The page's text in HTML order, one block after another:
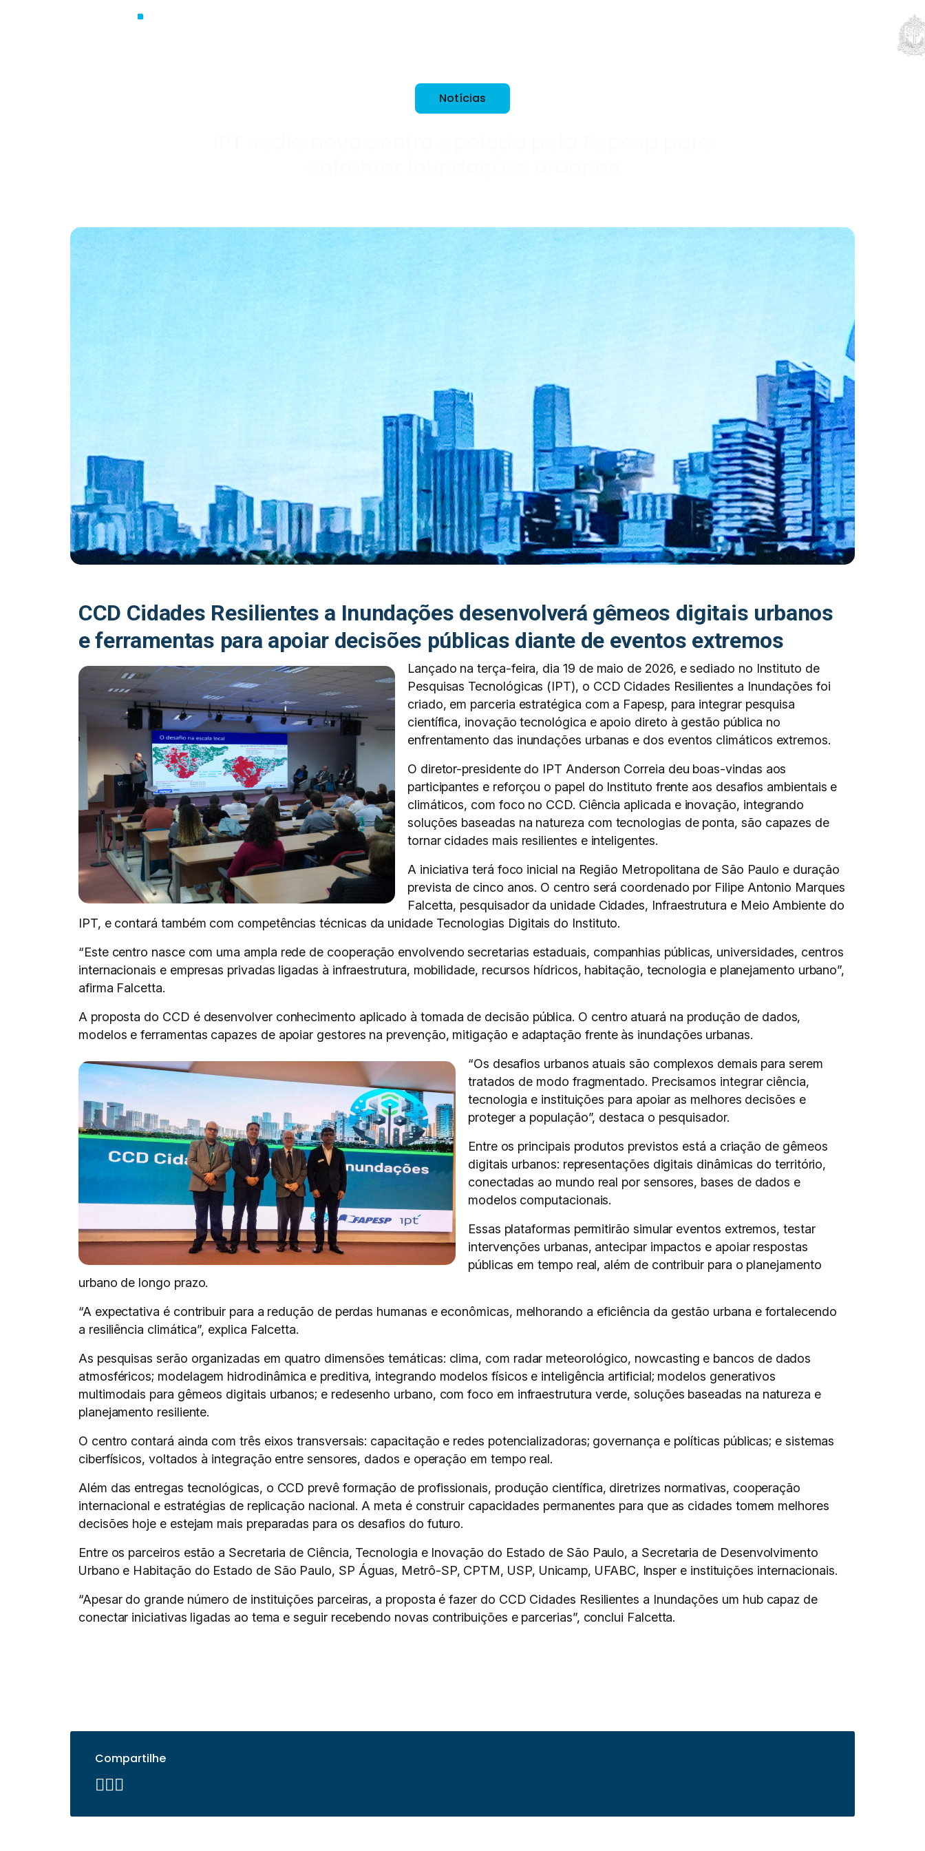
Notícias
CCD Cidades Resilientes a Inundações desenvolverá gêmeos digitais urbanos
e ferramentas para apoiar decisões públicas diante de eventos extremos
Lançado na terça-feira, dia 19 de maio de 2026, e sediado no Instituto de
Pesquisas Tecnológicas (IPT), o CCD Cidades Resilientes a Inundações foi
criado, em parceria estratégica com a Fapesp, para integrar pesquisa
científica, inovação tecnológica e apoio direto à gestão pública no
enfrentamento das inundações urbanas e dos eventos climáticos extremos.
O diretor-presidente do IPT Anderson Correia deu boas-vindas aos
participantes e reforçou o papel do Instituto frente aos desafios ambientais e
climáticos, com foco no CCD. Ciência aplicada e inovação, integrando
soluções baseadas na natureza com tecnologias de ponta, são capazes de
tornar cidades mais resilientes e inteligentes.
A iniciativa terá foco inicial na Região Metropolitana de São Paulo e duração
prevista de cinco anos. O centro será coordenado por Filipe Antonio Marques
Falcetta, pesquisador da unidade Cidades, Infraestrutura e Meio Ambiente do
IPT, e contará também com competências técnicas da unidade Tecnologias Digitais do Instituto.
“Este centro nasce com uma ampla rede de cooperação envolvendo secretarias estaduais, companhias públicas, universidades, centros
internacionais e empresas privadas ligadas à infraestrutura, mobilidade, recursos hídricos, habitação, tecnologia e planejamento urbano”,
afirma Falcetta.
A proposta do CCD é desenvolver conhecimento aplicado à tomada de decisão pública. O centro atuará na produção de dados,
modelos e ferramentas capazes de apoiar gestores na prevenção, mitigação e adaptação frente às inundações urbanas.
“Os desafios urbanos atuais são complexos demais para serem
tratados de modo fragmentado. Precisamos integrar ciência,
tecnologia e instituições para apoiar as melhores decisões e
proteger a população”, destaca o pesquisador.
Entre os principais produtos previstos está a criação de gêmeos
digitais urbanos: representações digitais dinâmicas do território,
conectadas ao mundo real por sensores, bases de dados e
modelos computacionais.
Essas plataformas permitirão simular eventos extremos, testar
intervenções urbanas, antecipar impactos e apoiar respostas
públicas em tempo real, além de contribuir para o planejamento
urbano de longo prazo.
“A expectativa é contribuir para a redução de perdas humanas e econômicas, melhorando a eficiência da gestão urbana e fortalecendo
a resiliência climática”, explica Falcetta.
As pesquisas serão organizadas em quatro dimensões temáticas: clima, com radar meteorológico, nowcasting e bancos de dados
atmosféricos; modelagem hidrodinâmica e preditiva, integrando modelos físicos e inteligência artificial; modelos generativos
multimodais para gêmeos digitais urbanos; e redesenho urbano, com foco em infraestrutura verde, soluções baseadas na natureza e
planejamento resiliente.
O centro contará ainda com três eixos transversais: capacitação e redes potencializadoras; governança e políticas públicas; e sistemas
ciberfísicos, voltados à integração entre sensores, dados e operação em tempo real.
Além das entregas tecnológicas, o CCD prevê formação de profissionais, produção científica, diretrizes normativas, cooperação
internacional e estratégias de replicação nacional. A meta é construir capacidades permanentes para que as cidades tomem melhores
decisões hoje e estejam mais preparadas para os desafios do futuro.
Entre os parceiros estão a Secretaria de Ciência, Tecnologia e Inovação do Estado de São Paulo, a Secretaria de Desenvolvimento
Urbano e Habitação do Estado de São Paulo, SP Águas, Metrô-SP, CPTM, USP, Unicamp, UFABC, Insper e instituições internacionais.
“Apesar do grande número de instituições parceiras, a proposta é fazer do CCD Cidades Resilientes a Inundações um hub capaz de
conectar iniciativas ligadas ao tema e seguir recebendo novas contribuições e parcerias”, conclui Falcetta.
Compartilhe